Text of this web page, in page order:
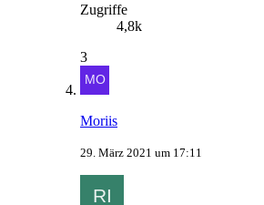
Zugriffe
4,8k
3
Moriis
29. März 2021 um 17:11